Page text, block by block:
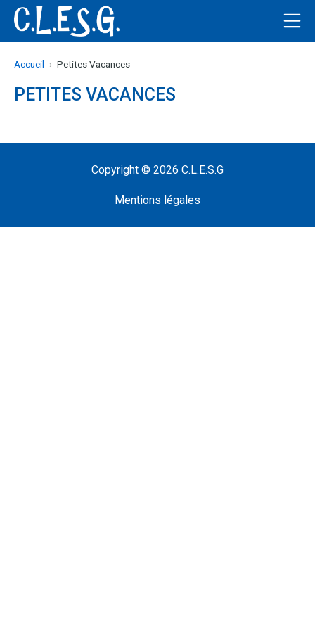
Aller
contenu
C.L.E.S.G
Accueil Petites Vacances
PETITES VACANCES
Copyright © 2026 C.L.E.S.G
Mentions légales